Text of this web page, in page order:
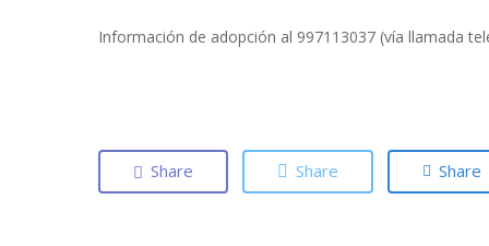
Información de adopción al 997113037 (vía llamada
Share Share Share